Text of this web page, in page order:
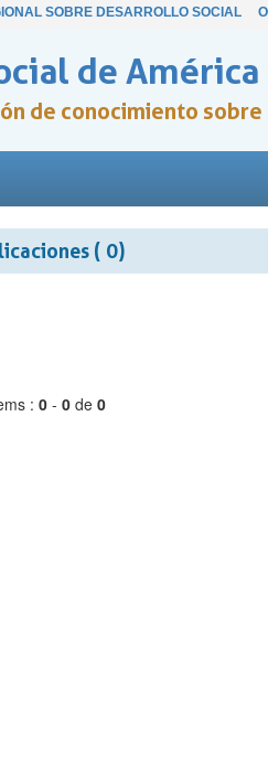
SOBRE DESARROLLO SOCIAL
de
de conocimiento
( 0)
: 0 - 0 de 0